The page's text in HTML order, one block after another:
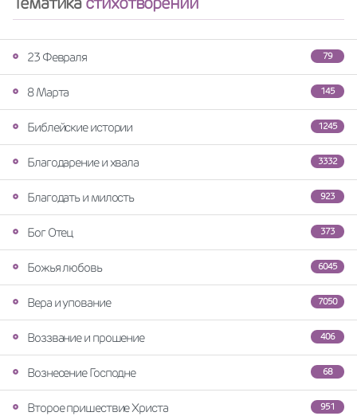
79
23 Февраля
145
8 Марта
1245
Библейские истории
3332
Благодарение и хвала
923
Благодать и милость
373
Бог Отец
6045
Божья любовь
7050
Вера и упование
406
Воззвание и прошение
68
Вознесение Господне
951
Второе пришествие Христа